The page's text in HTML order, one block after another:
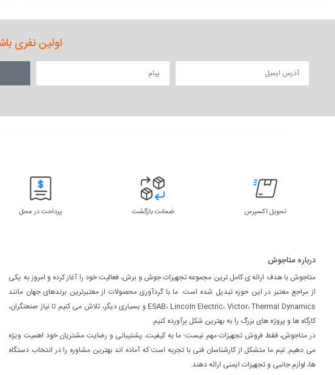
افزودن به سبد افزودن به سبد
اولین نفری
تحویل اکسپرس ضمانت بازگشت پرداخت در محل
درباره متاجوش
متاجوش با هدف ارائه ی کامل ترین مجموعه تجهیزات جوش و برش، فعالیت خود را آغاز کرده و امروز به یکی
از مراجع معتبر در این حوزه تبدیل شده است. ما با گردآوری محصولات از معتبرترین برندهای جهان مانند
ESAB، Lincoln Electric، Victor، Thermal Dynamics و بسیاری دیگر، تلاش می کنیم تا نیاز صنعتگران،
کارگاه ها و پروژه های بزرگ را به بهترین شکل برآورده کنیم.
در متاجوش، فقط فروش تجهیزات مهم نیست؛ ما به کیفیت، پشتیبانی و رضایت مشتریان خود اهمیت ویژه
می دهیم. تیم ما متشکل از کارشناسان فنی با تجربه است که آماده اند بهترین مشاوره را در انتخاب دستگاه
ها، لوازم جانبی و تجهیزات ایمنی ارائه دهند.